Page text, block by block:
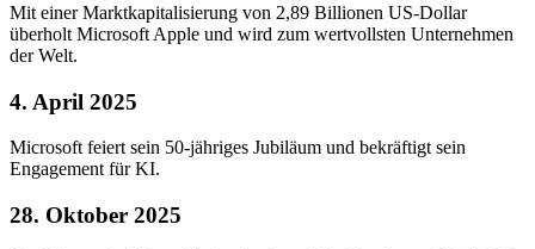
Mit einer Marktkapitalisierung von 2,89 Billionen US-Dollar
überholt Microsoft Apple und wird zum wertvollsten Unternehmen
der Welt.
4. April 2025
Microsoft feiert sein 50-jähriges Jubiläum und bekräftigt sein
Engagement für KI.
28. Oktober 2025